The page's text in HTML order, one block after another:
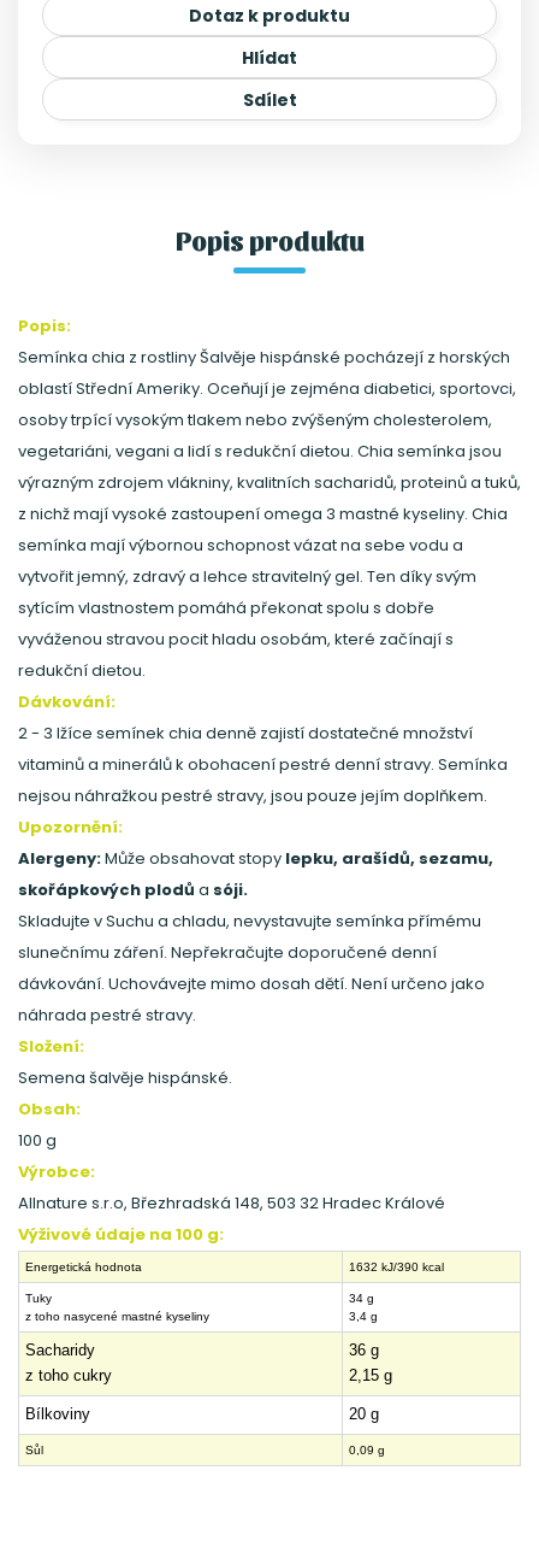
Dotaz k produktu
Hlídat
Sdílet
Popis produktu
Popis:
Semínka chia z rostliny Šalvěje hispánské pocházejí z horských
oblastí Střední Ameriky. Oceňují je zejména diabetici, sportovci,
osoby trpící vysokým tlakem nebo zvýšeným cholesterolem,
vegetariáni, vegani a lidí s redukční dietou. Chia semínka jsou
výrazným zdrojem vlákniny, kvalitních sacharidů, proteinů a tuků,
z nichž mají vysoké zastoupení omega 3 mastné kyseliny. Chia
semínka mají výbornou schopnost vázat na sebe vodu a
vytvořit jemný, zdravý a lehce stravitelný gel. Ten díky svým
sytícím vlastnostem pomáhá překonat spolu s dobře
vyváženou stravou pocit hladu osobám, které začínají s
redukční dietou.
Dávkování:
2 - 3 lžíce semínek chia denně zajistí dostatečné množství
vitaminů a minerálů k obohacení pestré denní stravy. Semínka
nejsou náhražkou pestré stravy, jsou pouze jejím doplňkem.
Upozornění:
Alergeny:Může obsahovat stopy lepku, arašídů, sezamu,
skořápkových plodů a sóji.
Skladujte v Suchu a chladu, nevystavujte semínka přímému
slunečnímu záření. Nepřekračujte doporučené denní
dávkování. Uchovávejte mimo dosah dětí. Není určeno jako
náhrada pestré stravy.
Složení:
Semena šalvěje hispánské.
Obsah:
100 g
Výrobce:
Allnature s.r.o, Březhradská 148, 503 32 Hradec Králové
Výživové údaje na 100 g:
Energetická hodnota 1632 kJ/390 kcal
Tuky
z toho nasycené mastné kyseliny
34 g
3,4 g
Sacharidy
z toho cukry
36 g
2,15 g
Bílkoviny 20 g
Sůl 0,09 g